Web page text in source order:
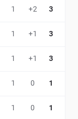
1 +2 3
1 +1 3
1 +1 3
1 0 1
1 0 1